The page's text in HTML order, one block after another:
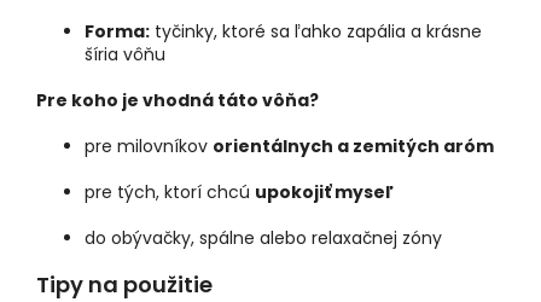
Forma: tyčinky, ktoré sa ľahko zapália a krásne
šíria vôňu
Pre koho je vhodná táto vôňa?
pre milovníkov orientálnych a zemitých aróm
pre tých, ktorí chcú upokojiť myseľ
do obývačky, spálne alebo relaxačnej zóny
Tipy na použitie